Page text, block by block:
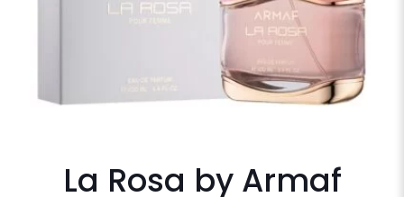
La Rosa by Armaf